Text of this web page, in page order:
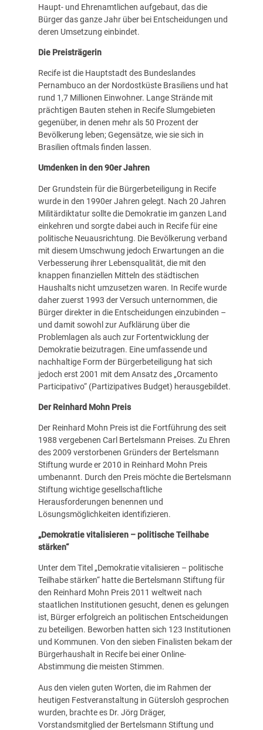
Haupt- und Ehrenamtlichen aufgebaut, das die
Bürger das ganze Jahr über bei Entscheidungen und
deren Umsetzung einbindet.
Die Preisträgerin
Recife ist die Hauptstadt des Bundeslandes
Pernambuco an der Nordostküste Brasiliens und hat
rund 1,7 Millionen Einwohner. Lange Strände mit
prächtigen Bauten stehen in Recife Slumgebieten
gegenüber, in denen mehr als 50 Prozent der
Bevölkerung leben; Gegensätze, wie sie sich in
Brasilien oftmals finden lassen.
Umdenken in den 90er Jahren
Der Grundstein für die Bürgerbeteiligung in Recife
wurde in den 1990er Jahren gelegt. Nach 20 Jahren
Militärdiktatur sollte die Demokratie im ganzen Land
einkehren und sorgte dabei auch in Recife für eine
politische Neuausrichtung. Die Bevölkerung verband
mit diesem Umschwung jedoch Erwartungen an die
Verbesserung ihrer Lebensqualität, die mit den
knappen finanziellen Mitteln des städtischen
Haushalts nicht umzusetzen waren. In Recife wurde
daher zuerst 1993 der Versuch unternommen, die
Bürger direkter in die Entscheidungen einzubinden –
und damit sowohl zur Aufklärung über die
Problemlagen als auch zur Fortentwicklung der
Demokratie beizutragen. Eine umfassende und
nachhaltige Form der Bürgerbeteiligung hat sich
jedoch erst 2001 mit dem Ansatz des „Orcamento
Participativo“ (Partizipatives Budget) herausgebildet.
Der Reinhard Mohn Preis
Der Reinhard Mohn Preis ist die Fortführung des seit
1988 vergebenen Carl Bertelsmann Preises. Zu Ehren
des 2009 verstorbenen Gründers der Bertelsmann
Stiftung wurde er 2010 in Reinhard Mohn Preis
umbenannt. Durch den Preis möchte die Bertelsmann
Stiftung wichtige gesellschaftliche
Herausforderungen benennen und
Lösungsmöglichkeiten identifizieren.
„Demokratie vitalisieren – politische Teilhabe
stärken“
Unter dem Titel „Demokratie vitalisieren – politische
Teilhabe stärken“ hatte die Bertelsmann Stiftung für
den Reinhard Mohn Preis 2011 weltweit nach
staatlichen Institutionen gesucht, denen es gelungen
ist, Bürger erfolgreich an politischen Entscheidungen
zu beteiligen. Beworben hatten sich 123 Institutionen
und Kommunen. Von den sieben Finalisten bekam der
Bürgerhaushalt in Recife bei einer Online-
Abstimmung die meisten Stimmen.
Aus den vielen guten Worten, die im Rahmen der
heutigen Festveranstaltung in Gütersloh gesprochen
wurden, brachte es Dr. Jörg Dräger,
Vorstandsmitglied der Bertelsmann Stiftung und